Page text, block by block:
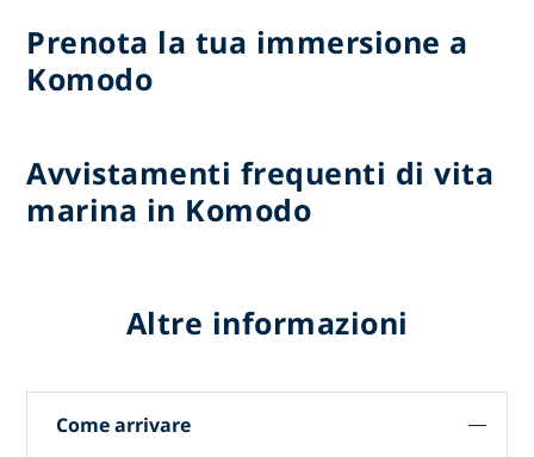
Prenota la tua immersione a
Komodo
Avvistamenti frequenti di vita
marina in Komodo
Altre informazioni
Come arrivare